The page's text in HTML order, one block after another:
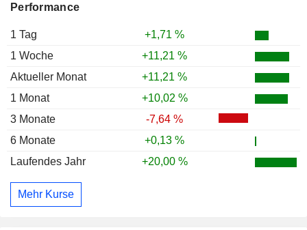
Performance
1 Tag
+1,71 %
1 Woche
+11,21 %
Aktueller Monat
+11,21 %
1 Monat
+10,02 %
3 Monate
-7,64 %
6 Monate
+0,13 %
Laufendes Jahr
+20,00 %
Mehr Kurse